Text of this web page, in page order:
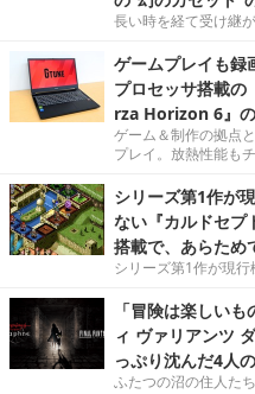
長い時を経て受け継
ゲームプレイも
プロセッサ搭載の
rza Horizon 6』
ゲーム＆制作の拠点
プレイ。放熱性能も
シリーズ第1作が
ない『カルドセプ
搭載で、あらため
シリーズ第1作が現行
「冒険は楽しい
ィ ヴァリアンツ
っぷり沈んだ4人
ふたつの沼の住人た